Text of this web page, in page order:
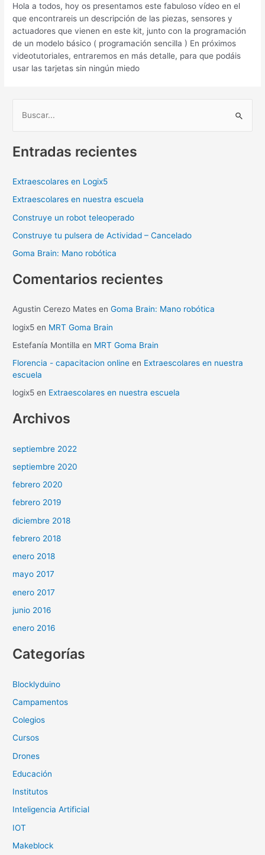
Hola a todos, hoy os presentamos este fabuloso vídeo en el
que encontrareis un descripción de las piezas, sensores y
actuadores que vienen en este kit, junto con la programación
de un modelo básico ( programación sencilla ) En próximos
videotutoriales, entraremos en más detalle, para que podáis
usar las tarjetas sin ningún miedo
s
a
r
p
Entradas recientes
Extraescolares en Logix5
Extraescolares en nuestra escuela
Construye un robot teleoperado
Construye tu pulsera de Actividad – Cancelado
Goma Brain: Mano robótica
Comentarios recientes
Agustin Cerezo Mates enGoma Brain: Mano robótica
logix5 en MRT Goma Brain
Estefanía Montilla en MRT Goma Brain
Florencia - capacitacion online en Extraescolares en nuestra
escuela
logix5 en Extraescolares en nuestra escuela
Archivos
septiembre 2022
septiembre 2020
febrero 2020
febrero 2019
diciembre 2018
febrero 2018
enero 2018
mayo 2017
enero 2017
junio 2016
enero 2016
Categorías
Blocklyduino
Campamentos
Colegios
Cursos
Drones
Educación
Institutos
Inteligencia Artificial
IOT
Makeblock